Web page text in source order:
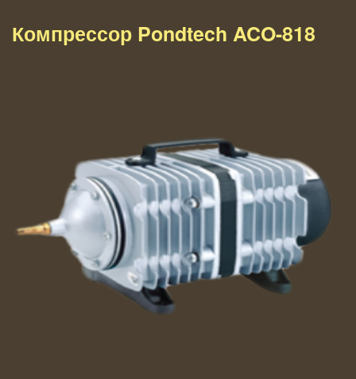
Компрессор Pondtech ACO-818